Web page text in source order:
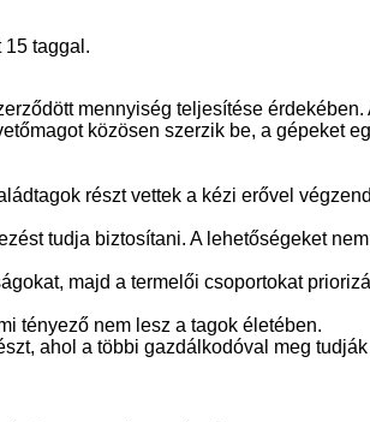
15 taggal.
mennyiség teljesítése érdekében.
közösen szerzik be, a gépeket
részt vettek a kézi erővel
tudja biztosítani. A lehetőségeket
majd a termelői csoportokat
tényező nem lesz a tagok életében.
ahol a többi gazdálkodóval meg